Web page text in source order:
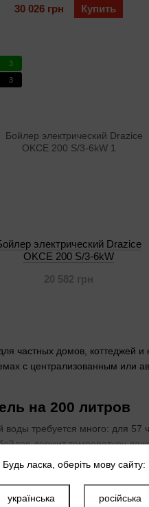
частных домов, коттеджей
с централизованным
на 200 литров
требуется много: для
держит температуру
отметки.
30 026 грн
Купить
3
3
электрический Drazice
OKCE 200 S/3-6kW
20 582 грн
Будь ласка, оберіть мову сайту:
українська російська